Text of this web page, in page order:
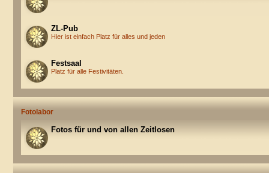
ZL-Pub
Hier ist einfach Platz für alles und jeden
Festsaal
Platz für alle Festivitäten.
Fotolabor
Fotos für und von allen Zeitlosen